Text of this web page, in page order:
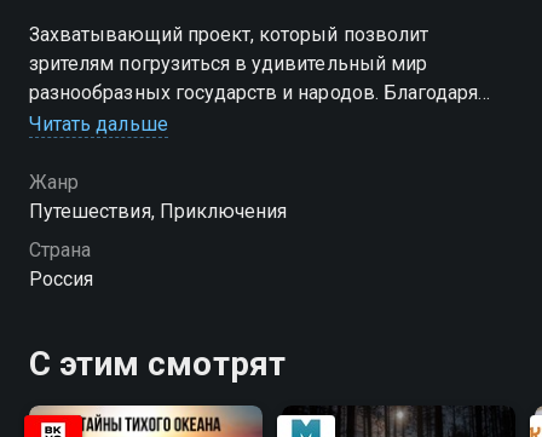
Захватывающий проект, который позволит
зрителям погрузиться в удивительный мир
разнообразных государств и народов. Благодаря
этой программе вы сможете насладиться
о жизни различных культур
Читать дальше
Жанр
Путешествия, Приключения
Страна
Россия
С этим смотрят